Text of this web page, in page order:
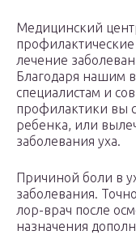
Медицинский
лечение
Благодаря нашим
специалистам и
профилактики вы
ребенка, или
заболевания уха.
Причиной боли в
заболевания.
лор-врач после
назначения